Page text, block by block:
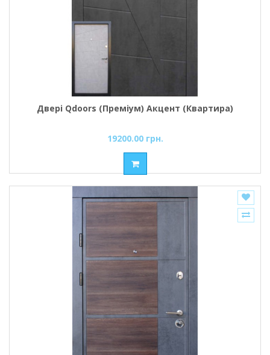
Двері Qdoors (Преміум) Акцент (Квартира)
19200.00 грн.